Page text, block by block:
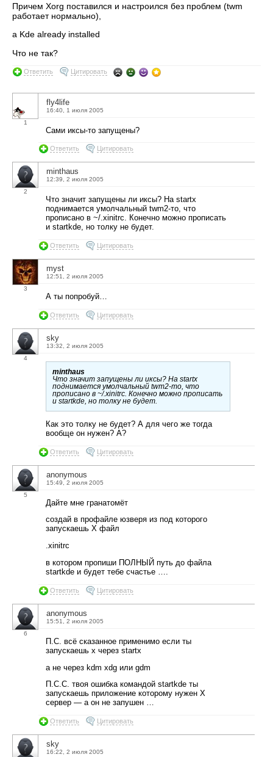
Причем Xorg поставился и настроился без проблем (twm
работает нормально),
а Kde already installed
Что не так?
Ответить Цитировать
1
fly4life
16:40, 1 июля 2005
Сами иксы-то запущены?
Ответить Цитировать
2
minthaus
12:39, 2 июля 2005
Что значит запущены ли иксы? На startx
поднимается умолчальный twm2-то, что
прописано в ~/.xinitrc. Конечно можно прописать
и startkde, но толку не будет.
Ответить Цитировать
3
myst
12:51, 2 июля 2005
А ты попробуй…
Ответить Цитировать
4
sky
13:32, 2 июля 2005
minthaus
Что значит запущены ли иксы? На startx
поднимается умолчальный twm2-то, что
прописано в ~/.xinitrc. Конечно можно прописать
и startkde, но толку не будет.
Как это толку не будет? А для чего же тогда
вообще он нужен? А?
Ответить Цитировать
5
anonymous
15:49, 2 июля 2005
Дайте мне гранатомёт
создай в профайле юзверя из под которого
запускаешь Х файл
.xinitrc
в котором пропиши ПОЛНЫЙ путь до файла
startkde и будет тебе счастье ….
Ответить Цитировать
6
anonymous
15:51, 2 июля 2005
П.С. всё сказанное применимо если ты
запускаешь х через startx
а не через kdm xdg или gdm
П.С.С. твоя ошибка командой startkde ты
запускаешь приложение которому нужен Х
сервер — а он не запушен …
Ответить Цитировать
sky
16:22, 2 июля 2005